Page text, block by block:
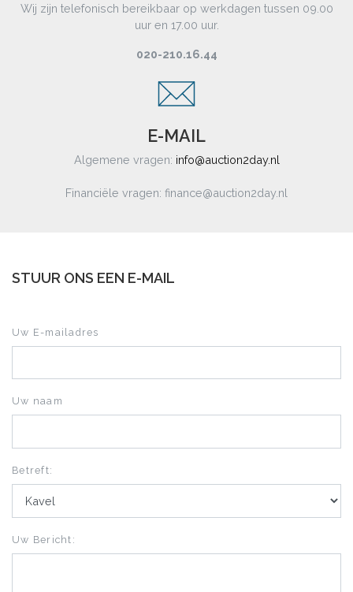
Wij zijn telefonisch bereikbaar op werkdagen tussen 09.00
uur en 17.00 uur.
020-210.16.44
E-MAIL
Algemene vragen: info@auction2day.nl
Financiële vragen: finance@auction2day.nl
STUUR ONS EEN E-MAIL
Uw E-mailadres
Uw naam
Betreft:
Uw Bericht: